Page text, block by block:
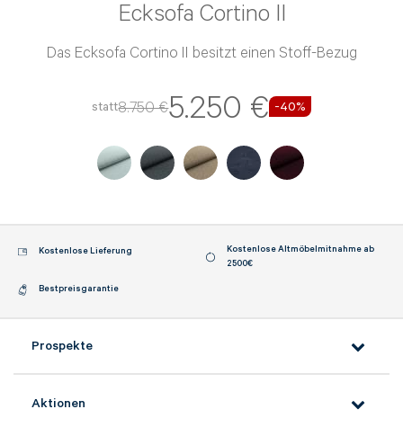
Ecksofa Cortino II
Das Ecksofa Cortino II besitzt einen Stoff-Bezug
statt8.750 €5.250 € -40%
Kostenlose Lieferung
Kostenlose Altmöbelmitnahme ab
2500€
Bestpreisgarantie
Prospekte
Aktionen